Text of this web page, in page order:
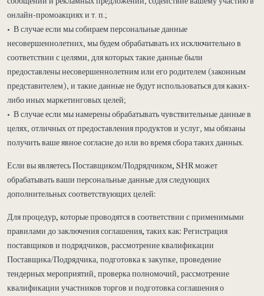
онлайн-промоакциях и т. п.;
• В случае если мы собираем персональные данные
несовершеннолетних, мы будем обрабатывать их исключительно в
соответствии с целями, для которых такие данные были
предоставлены несовершеннолетним или его родителем (законным
представителем), и такие данные не будут использоваться для каких-
либо иных маркетинговых целей;
• В случае если мы намерены обрабатывать чувствительные данные в
целях, отличных от предоставления продуктов и услуг, мы обязаны
получить ваше явное согласие до или во время сбора таких данных.
Если вы являетесь Поставщиком/Подрядчиком, SHR может
обрабатывать ваши персональные данные для следующих
дополнительных соответствующих целей:
Для процедур, которые проводятся в соответствии с применимыми
правилами до заключения соглашения, таких как: Регистрация
поставщиков и подрядчиков, рассмотрение квалификации
Поставщика/Подрядчика, подготовка к закупке, проведение
тендерных мероприятий, проверка полномочий, рассмотрение
квалификации участников торгов и подготовка соглашения о